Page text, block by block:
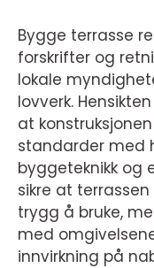
Bygge terrasse
forskrifter og
lokale
lovverk.
at
standarder med
byggeteknikk og
sikre at
trygg å bruke,
med
innvirkning på